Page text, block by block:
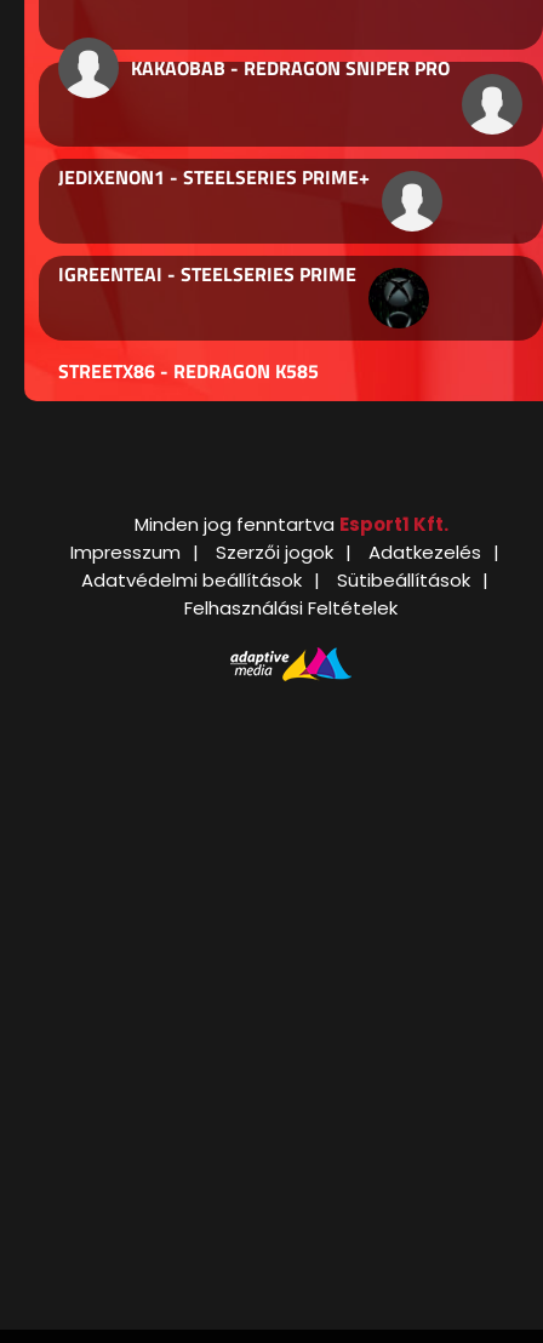
KAKAOBAB - REDRAGON SNIPER PRO
JEDIXENON1 - STEELSERIES PRIME+
IGREENTEAI - STEELSERIES PRIME
STREETX86 - REDRAGON K585
Minden jog fenntartva Esport1 Kft.
Impresszum
Szerzői jogok
Adatkezelés
Adatvédelmi beállítások
Sütibeállítások
Felhasználási Feltételek